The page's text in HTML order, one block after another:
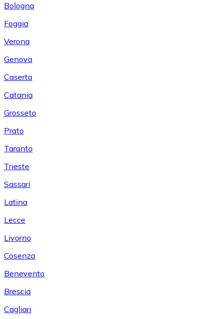
Bologna
Foggia
Verona
Genova
Caserta
Catania
Grosseto
Prato
Taranto
Trieste
Sassari
Latina
Lecce
Livorno
Cosenza
Benevento
Brescia
Cagliari